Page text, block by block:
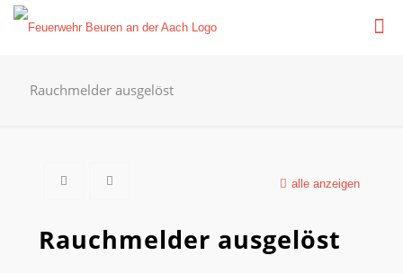
Rauchmelder ausgelöst
alle anzeigen
Rauchmelder ausgelöst